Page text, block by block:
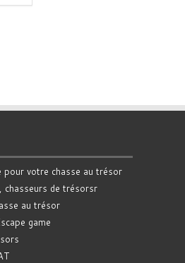
votre chasse au trésor
chasseurs de trésorsr
au trésor
game